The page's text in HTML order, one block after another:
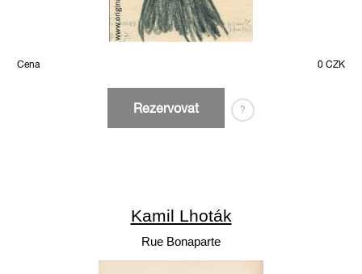
Cena 0 CZK
Rezervovat ?
Kamil Lhoták
Rue Bonaparte